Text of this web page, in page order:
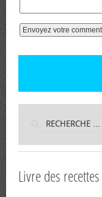
Livre des recettes